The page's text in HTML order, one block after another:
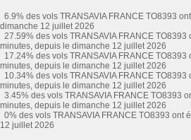
6.9% des vols TRANSAVIA FRANCE TO8393
dimanche 12 juillet 2026
27.59% des vols TRANSAVIA FRANCE
minutes, depuis le dimanche 12 juillet 2026
17.24% des vols TRANSAVIA FRANCE
minutes, depuis le dimanche 12 juillet 2026
10.34% des vols TRANSAVIA FRANCE
minutes, depuis le dimanche 12 juillet 2026
3.45% des vols TRANSAVIA FRANCE TO8393
minutes, depuis le dimanche 12 juillet 2026
0% des vols TRANSAVIA FRANCE TO8393 ont
12 juillet 2026